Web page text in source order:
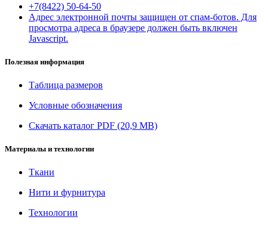
+7(8422) 50-64-50
Адрес электронной почты защищен от спам-ботов. Для
просмотра адреса в браузере должен быть включен
Javascript.
Полезная информация
Таблица размеров
Условные обозначения
Скачать каталог PDF (20,9 MB)
Материалы и технологии
Ткани
Нити и фурнитура
Технологии